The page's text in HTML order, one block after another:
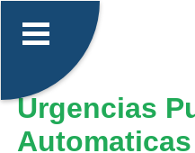
Urgencias